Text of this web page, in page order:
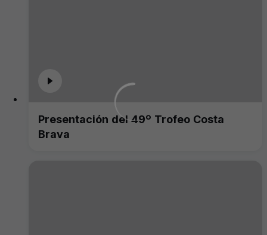
Presentación del 49º Trofeo Costa
Brava